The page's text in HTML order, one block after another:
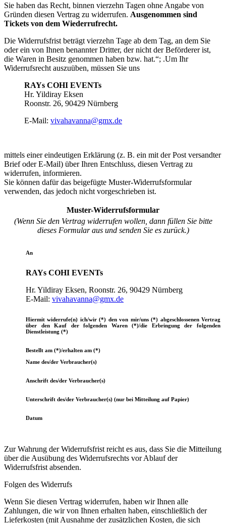
Sie haben das Recht, binnen vierzehn Tagen ohne Angabe von
Gründen diesen Vertrag zu widerrufen. Ausgenommen sind
Tickets von dem Wiederrufrecht.
Die Widerrufsfrist beträgt vierzehn Tage ab dem Tag, an dem Sie
oder ein von Ihnen benannter Dritter, der nicht der Beförderer ist,
die Waren in Besitz genommen haben bzw. hat.“; .Um Ihr
Widerrufsrecht auszuüben, müssen Sie uns
RAYs COHI EVENTs
Hr. Yildiray Eksen
Roonstr. 26, 90429 Nürnberg
E-Mail: vivahavanna@gmx.de
mittels einer eindeutigen Erklärung (z. B. ein mit der Post versandter
Brief oder E-Mail) über Ihren Entschluss, diesen Vertrag zu
widerrufen, informieren.
Sie können dafür das beigefügte Muster-Widerrufsformular
verwenden, das jedoch nicht vorgeschrieben ist.
Muster-Widerrufsformular
(Wenn Sie den Vertrag widerrufen wollen, dann füllen Sie bitte
dieses Formular aus und senden Sie es zurück.)
An
RAYs COHI EVENTs
Hr. Yildiray Eksen, Roonstr. 26, 90429 Nürnberg
E-Mail: vivahavanna@gmx.de
Hiermit widerrufe(n) ich/wir (*) den von mir/uns (*) abgeschlossenen Vertrag
über den Kauf der folgenden Waren (*)/die Erbringung der folgenden
Dienstleistung (*)
Bestellt am (*)/erhalten am (*)
Name des/der Verbraucher(s)
Anschrift des/der Verbraucher(s)
Unterschrift des/der Verbraucher(s) (nur bei Mitteilung auf Papier)
Datum
Zur Wahrung der Widerrufsfrist reicht es aus, dass Sie die Mitteilung
über die Ausübung des Widerrufsrechts vor Ablauf der
Widerrufsfrist absenden.
Folgen des Widerrufs
Wenn Sie diesen Vertrag widerrufen, haben wir Ihnen alle
Zahlungen, die wir von Ihnen erhalten haben, einschließlich der
Lieferkosten (mit Ausnahme der zusätzlichen Kosten, die sich